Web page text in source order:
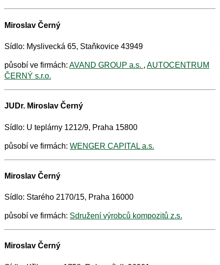
Miroslav Černý
Sídlo: Myslivecká 65, Staňkovice 43949
působí ve firmách: AVAND GROUP a.s. , AUTOCENTRUM
ČERNÝ s.r.o.
JUDr. Miroslav Černý
Sídlo: U teplárny 1212/9, Praha 15800
působí ve firmách: WENGER CAPITAL a.s.
Miroslav Černý
Sídlo: Starého 2170/15, Praha 16000
působí ve firmách: Sdružení výrobců kompozitů z.s.
Miroslav Černý